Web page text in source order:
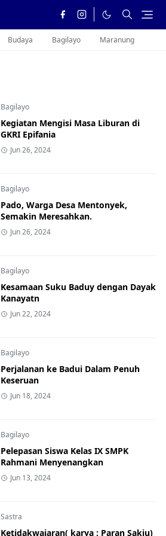
Budaya Bagilayo Maranung
Bagilayo
Kegiatan Mengisi Masa Liburan di
GKRI Epifania
Jun 26, 2024
Bagilayo
Pado, Warga Desa Mentonyek,
Semakin Meresahkan.
Jun 26, 2024
Bagilayo
Kesamaan Suku Baduy dengan Dayak
Kanayatn
Jun 22, 2024
Bagilayo
Perjalanan ke Badui Dalam Penuh
Keseruan
Jun 18, 2024
Bagilayo
Pelepasan Siswa Kelas IX SMPK
Rahmani Menyenangkan
Jun 13, 2024
Sastra
Ketidakwajaran( karya : Paran Sakiu)